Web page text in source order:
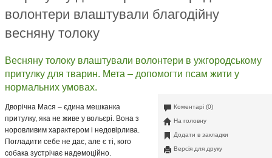
волонтери влаштували благодійну
весняну толоку
Весняну толоку влаштували волонтери в ужгородському
притулку для тварин. Мета – допомогти псам жити у
нормальних умовах.
Коментарі (0)
На головну
Додати в закладки
Версія для друку
Дворічна Мася – єдина мешканка
притулку, яка не живе у вольєрі. Вона з
норовливим характером і недовірлива.
Погладити себе не дає, але є ті, кого
собака зустрічає надемоційно.